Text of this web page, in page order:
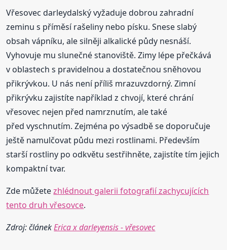
Vřesovec darleydalský vyžaduje dobrou zahradní
zeminu s příměsí rašeliny nebo písku. Snese slabý
obsah vápníku, ale silněji alkalické půdy nesnáší.
Vyhovuje mu slunečné stanoviště. Zimy lépe přečkává
v oblastech s pravidelnou a dostatečnou sněhovou
přikrývkou. U nás není příliš mrazuvzdorný. Zimní
přikrývku zajistíte například z chvojí, které chrání
vřesovec nejen před namrznutím, ale také
před vyschnutím. Zejména po výsadbě se doporučuje
ještě namulčovat půdu mezi rostlinami. Především
starší rostliny po odkvětu sestřihněte, zajistíte tím jejich
kompaktní tvar.
Zde můžetezhlédnout galerii fotografií zachycujících
tento druh vřesovce.
Zdroj: článekErica x darleyensis - vřesovec